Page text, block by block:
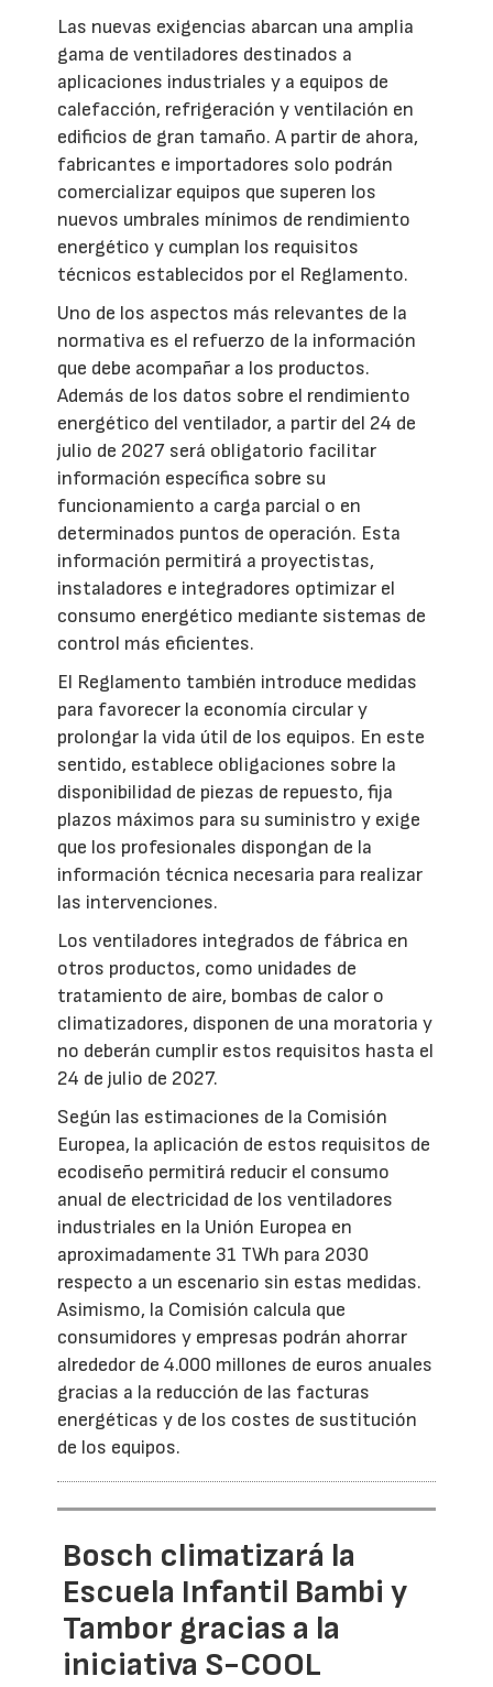
Las nuevas exigencias abarcan una amplia
gama de ventiladores destinados a
aplicaciones industriales y a equipos de
calefacción, refrigeración y ventilación en
edificios de gran tamaño. A partir de ahora,
fabricantes e importadores solo podrán
comercializar equipos que superen los
nuevos umbrales mínimos de rendimiento
energético y cumplan los requisitos
técnicos establecidos por el Reglamento.
Uno de los aspectos más relevantes de la
normativa es el refuerzo de la información
que debe acompañar a los productos.
Además de los datos sobre el rendimiento
energético del ventilador, a partir del 24 de
julio de 2027 será obligatorio facilitar
información específica sobre su
funcionamiento a carga parcial o en
determinados puntos de operación. Esta
información permitirá a proyectistas,
instaladores e integradores optimizar el
consumo energético mediante sistemas de
control más eficientes.
El Reglamento también introduce medidas
para favorecer la economía circular y
prolongar la vida útil de los equipos. En este
sentido, establece obligaciones sobre la
disponibilidad de piezas de repuesto, fija
plazos máximos para su suministro y exige
que los profesionales dispongan de la
información técnica necesaria para realizar
las intervenciones.
Los ventiladores integrados de fábrica en
otros productos, como unidades de
tratamiento de aire, bombas de calor o
climatizadores, disponen de una moratoria y
no deberán cumplir estos requisitos hasta el
24 de julio de 2027.
Según las estimaciones de la Comisión
Europea, la aplicación de estos requisitos de
ecodiseño permitirá reducir el consumo
anual de electricidad de los ventiladores
industriales en la Unión Europea en
aproximadamente 31 TWh para 2030
respecto a un escenario sin estas medidas.
Asimismo, la Comisión calcula que
consumidores y empresas podrán ahorrar
alrededor de 4.000 millones de euros anuales
gracias a la reducción de las facturas
energéticas y de los costes de sustitución
de los equipos.
Bosch climatizará la
Escuela Infantil Bambi y
Tambor gracias a la
iniciativa S-COOL